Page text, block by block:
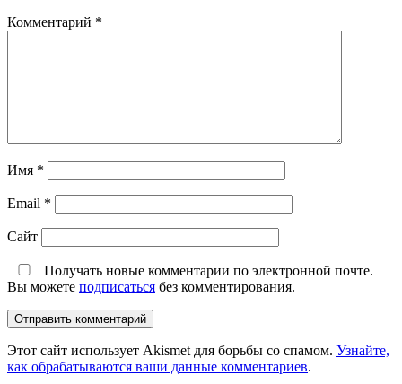
Комментарий *
Имя *
Email *
Сайт
Получать новые комментарии по электронной почте.
Вы можете подписаться без комментирования.
Этот сайт использует Akismet для борьбы со спамом. Узнайте,
как обрабатываются ваши данные комментариев.